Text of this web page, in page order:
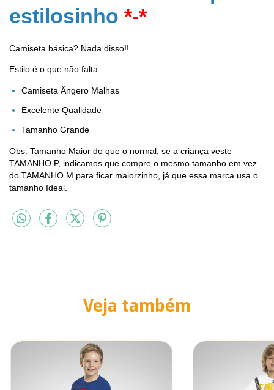
estilosinho *-*
Camiseta básica? Nada disso!!
Estilo é o que não falta
Camiseta Ângero Malhas
Excelente Qualidade
Tamanho Grande
​Obs: Tamanho Maior do que o normal, se a criança veste
TAMANHO P, indicamos que compre o mesmo tamanho em vez
do TAMANHO M para ficar maiorzinho, já que essa marca usa o
tamanho Ideal.
Veja também